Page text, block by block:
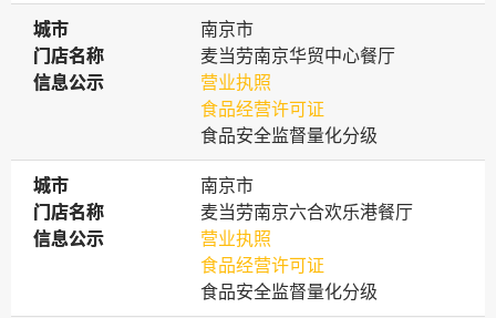
城市
城市
南京市
门店名称
门店名称
麦当劳南京华贸中心餐厅
信息公示
信息公示
营业执照
食品经营许可证
食品安全监督量化分级
城市
城市
南京市
门店名称
门店名称
麦当劳南京六合欢乐港餐厅
信息公示
信息公示
营业执照
食品经营许可证
食品安全监督量化分级